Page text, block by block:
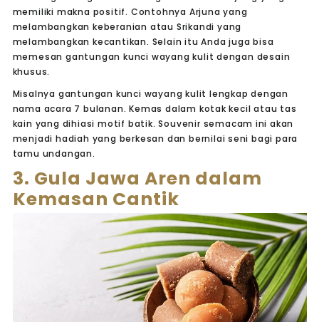
memiliki makna positif. Contohnya Arjuna yang
melambangkan keberanian atau Srikandi yang
melambangkan kecantikan. Selain itu Anda juga bisa
memesan gantungan kunci wayang kulit dengan desain
khusus.
Misalnya gantungan kunci wayang kulit lengkap dengan
nama acara 7 bulanan. Kemas dalam kotak kecil atau tas
kain yang dihiasi motif batik. Souvenir semacam ini akan
menjadi hadiah yang berkesan dan bernilai seni bagi para
tamu undangan.
3. Gula Jawa Aren dalam
Kemasan Cantik